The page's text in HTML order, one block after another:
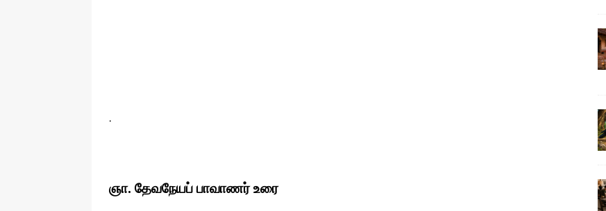
.
ஞா. தேவநேயப் பாவாணர் உரை